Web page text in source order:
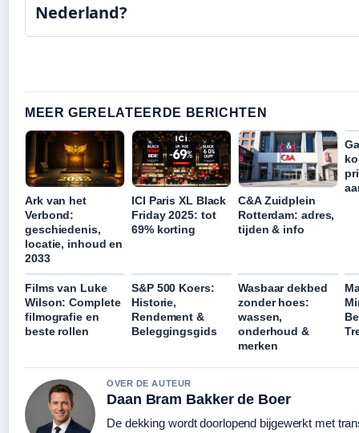
Nederland?
MEER GERELATEERDE BERICHTEN
Ark van het
Verbond:
geschiedenis,
locatie, inhoud en
2033
ICI Paris XL Black
Friday 2025: tot
69% korting
C&A Zuidplein
Rotterdam: adres,
tijden & info
Films van Luke
Wilson: Complete
filmografie en
beste rollen
S&P 500 Koers:
Historie,
Rendement &
Beleggingsgids
Wasbaar dekbed
zonder hoes:
wassen,
onderhoud &
merken
OVER DE AUTEUR
Daan Bram Bakker de Boer
De dekking wordt doorlopend bijgewerkt met